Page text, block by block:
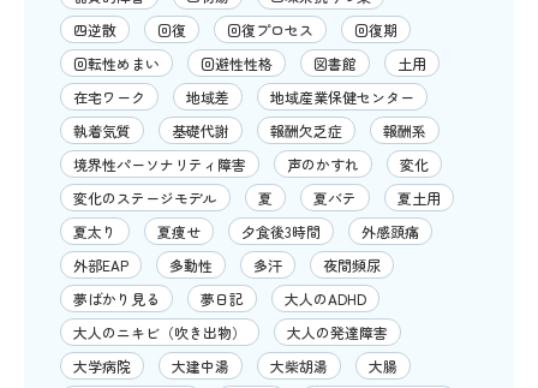
四逆散
回復 回復プロセス
回復期
回転性めまい
回避性性格 図書館
土用
在宅ワーク
地域差
地域産業保健センター
執着気質
基礎代謝 報酬欠乏症
報酬系
境界性パーソナリティ障害
声のかすれ
変化
変化のステージモデル
夏 夏バテ
夏土用
夏太り
夏痩せ 夕食後3時間
外感頭痛
外部EAP
多動性 多汗
夜間頻尿
夢ばかり見る
夢日記
大人のADHD
大人のニキビ（吹き出物）
大人の発達障害
大学病院
大建中湯 大柴胡湯
大腸